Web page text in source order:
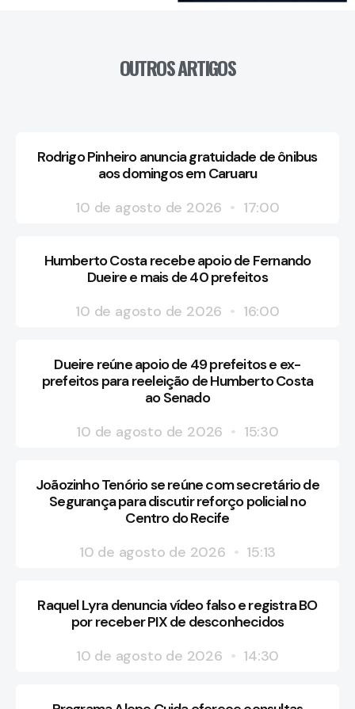
OUTROS ARTIGOS
Rodrigo Pinheiro anuncia gratuidade de ônibus
aos domingos em Caruaru
10 de agosto de 2026
17:00
Humberto Costa recebe apoio de Fernando
Dueire e mais de 40 prefeitos
10 de agosto de 2026
16:00
Dueire reúne apoio de 49 prefeitos e ex-
prefeitos para reeleição de Humberto Costa
ao Senado
10 de agosto de 2026
15:30
Joãozinho Tenório se reúne com secretário de
Segurança para discutir reforço policial no
Centro do Recife
10 de agosto de 2026
15:13
Raquel Lyra denuncia vídeo falso e registra BO
por receber PIX de desconhecidos
10 de agosto de 2026
14:30